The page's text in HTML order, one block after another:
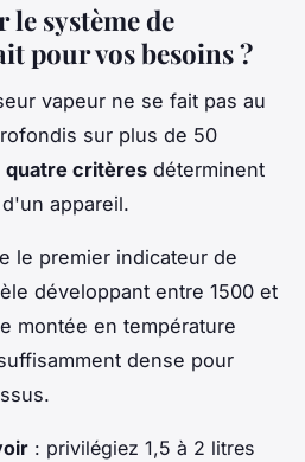
système de
pour vos besoins ?
vapeur ne se fait pas au
sur plus de 50
quatre critères déterminent
appareil.
le premier indicateur de
développant entre 1500 et
montée en température
dense pour
: privilégiez 1,5 à 2 litres